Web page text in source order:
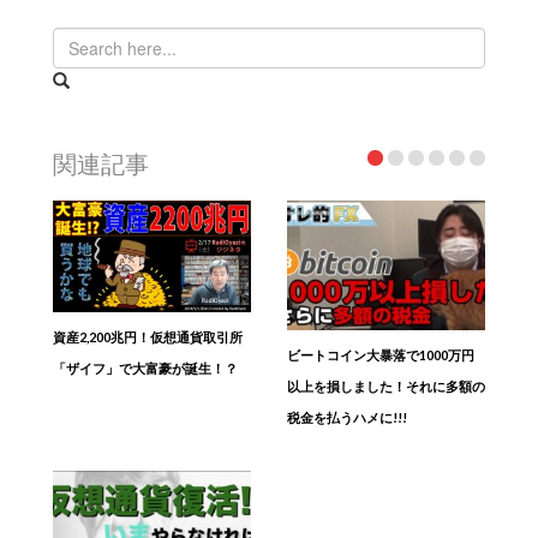
関連記事
資産2,200兆円！仮想通貨取引所
「ザイフ」で大富豪が誕生！？
ビートコイン大暴落で1000万円
以上を損しました！それに多額の
税金を払うハメに!!!